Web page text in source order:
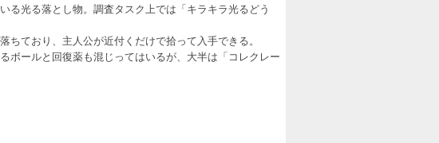
る光る落とし物。調査タスク上では「キラキラ光るどう
ており、主人公が近付くだけで拾って入手できる。
ボールと回復薬も混じってはいるが、大半は「コレクレー